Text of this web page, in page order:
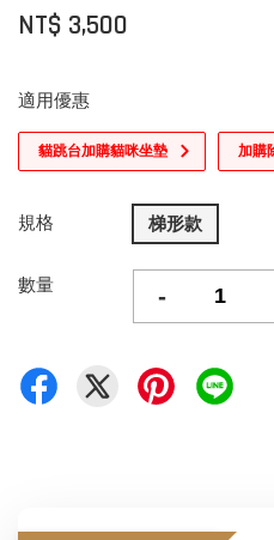
NT$ 3,500
適用優惠
貓跳台加購貓咪坐墊 加購
規格 梯形款
數量 -